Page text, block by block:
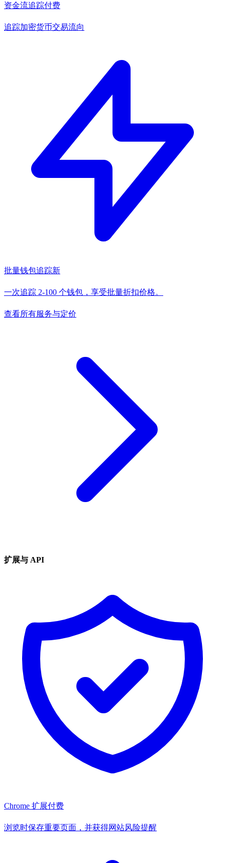
资金流追踪付费
追踪加密货币交易流向
批量钱包追踪新
一次追踪 2-100 个钱包，享受批量折扣价格。
查看所有服务与定价
扩展与 API
Chrome 扩展付费
浏览时保存重要页面，并获得网站风险提醒